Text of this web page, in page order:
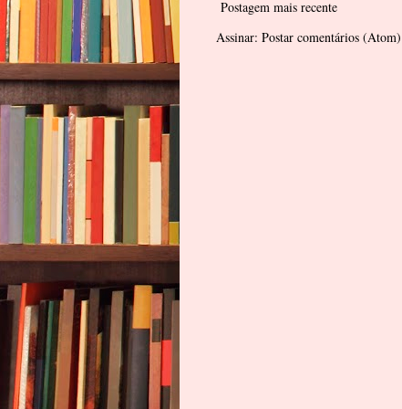
Postagem mais recente
Assinar: Postar comentários (Atom)